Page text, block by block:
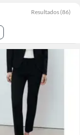
Resultados (86)